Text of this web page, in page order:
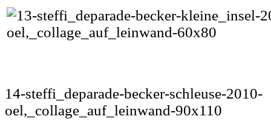
14-steffi_deparade-becker-schleuse-2010-
oel,_collage_auf_leinwand-90x110